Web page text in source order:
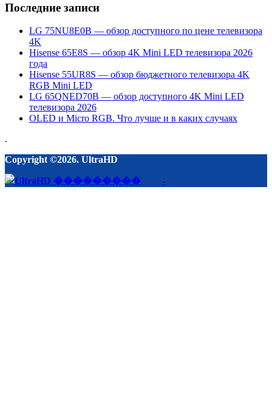
Последние записи
LG 75NU8E0B — обзор доступного по цене телевизора
4K
Hisense 65E8S — обзор 4K Mini LED телевизора 2026
года
Hisense 55UR8S — обзор бюджетного телевизора 4K
RGB Mini LED
LG 65QNED70B — обзор доступного 4K Mini LED
телевизора 2026
OLED и Micro RGB. Что лучше и в каких случаях
.
Copyright ©2026. UltraHD
-